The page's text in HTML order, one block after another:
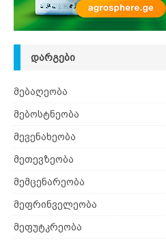
ᲓᲐᲠᲒᲔᲑᲘ
მებაღეობა
მებოსტნეობა
მევენახეობა
მეთევზეობა
მემცენარეობა
მეფრინველეობა
მეფუტკრეობა